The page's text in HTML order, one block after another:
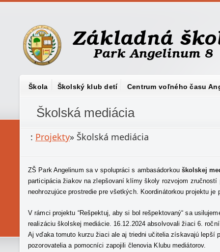
Škola Školský klub detí Centrum voľného času
Školská mediácia
: Projekty» Školská mediácia
ZŠ Park Angelinum sa v spolupráci s ambasádorkou školskej
participácia žiakov na zlepšovaní klímy školy rozvojom
neohrozujúce prostredie pre všetkých. Koordinátorkou projektu
V rámci projektu “Rešpektuj, aby si bol rešpektovaný“ sa
realizáciu školskej mediácie. 16.12.2024 absolvovali žiaci 6.
Aj vďaka tomuto kurzu žiaci ale aj triedni učitelia získavajú lepší
pozorovatelia a pomocníci zapojili členovia Klubu mediátorov.